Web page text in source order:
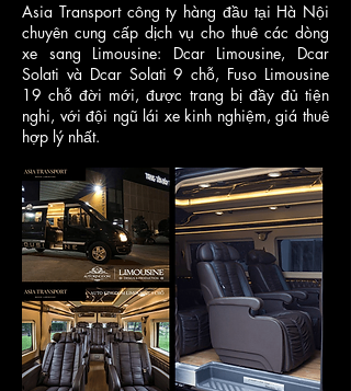
Asia Transport công ty hàng đầu tại Hà Nội
chuyên cung cấp dịch vụ cho thuê các dòng
xe sang Limousine: Dcar Limousine, Dcar
Solati và Dcar Solati 9 chỗ, Fuso Limousine
19 chỗ đời mới, được trang bị đầy đủ tiện
nghi, với đội ngũ lái xe kinh nghiệm, giá thuê
hợp lý nhất.